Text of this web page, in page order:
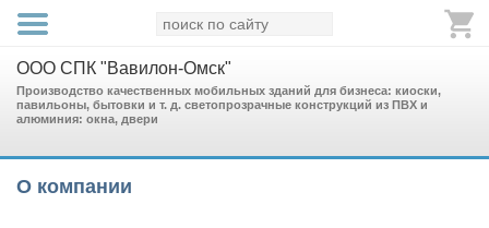
ООО СПК "Вавилон-Омск"
Производство качественных мобильных зданий для бизнеса: киоски,
павильоны, бытовки и т. д. светопрозрачные конструкций из ПВХ и
алюминия: окна, двери
О компании